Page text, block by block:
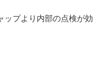
ップより内部の点検が効